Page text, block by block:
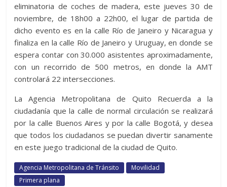
eliminatoria de coches de madera, este jueves 30 de
noviembre, de 18h00 a 22h00, el lugar de partida de
dicho evento es en la calle Río de Janeiro y Nicaragua y
finaliza en la calle Río de Janeiro y Uruguay, en donde se
espera contar con 30.000 asistentes aproximadamente,
con un recorrido de 500 metros, en donde la AMT
controlará 22 intersecciones.
La Agencia Metropolitana de Quito Recuerda a la
ciudadanía que la calle de normal circulación se realizará
por la calle Buenos Aires y por la calle Bogotá, y desea
que todos los ciudadanos se puedan divertir sanamente
en este juego tradicional de la ciudad de Quito.
Agencia Metropolitana de Tránsito
Movilidad
Primera plana